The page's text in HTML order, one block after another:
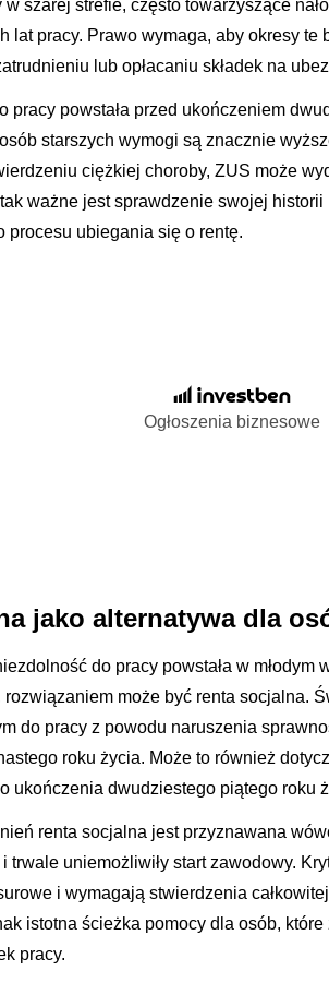
w szarej strefie, często towarzyszące
lat pracy. Prawo wymaga, aby okresy te
lub opłacaniu składek na
pracy powstała przed ukończeniem
starszych wymogi są znacznie
ciężkiej choroby, ZUS może
ważne jest sprawdzenie swojej
procesu ubiegania się o rentę.
Ogłoszenia biznesowe
jako alternatywa dla
do pracy powstała w młodym
może być renta socjalna.
do pracy z powodu naruszenia
roku życia. Może to również
ukończenia dwudziestego piątego roku
renta socjalna jest przyznawana
trwale uniemożliwiły start zawodowy.
i wymagają stwierdzenia
istotna ścieżka pomocy dla osób,
pracy.